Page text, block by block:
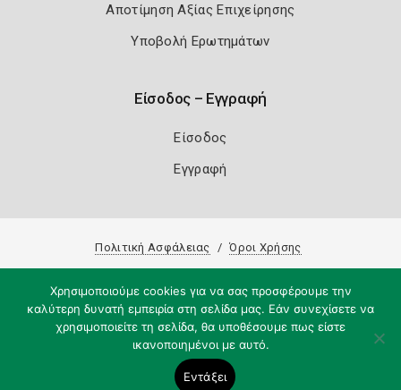
Αποτίμηση Αξίας Επιχείρησης
Υποβολή Ερωτημάτων
Είσοδος – Εγγραφή
Είσοδος
Εγγραφή
Πολιτική Ασφάλειας Όροι Χρήσης
Χρησιμοποιούμε cookies για να σας προσφέρουμε την
καλύτερη δυνατή εμπειρία στη σελίδα μας. Εάν συνεχίσετε να
χρησιμοποιείτε τη σελίδα, θα υποθέσουμε πως είστε
ικανοποιημένοι με αυτό.
Εντάξει